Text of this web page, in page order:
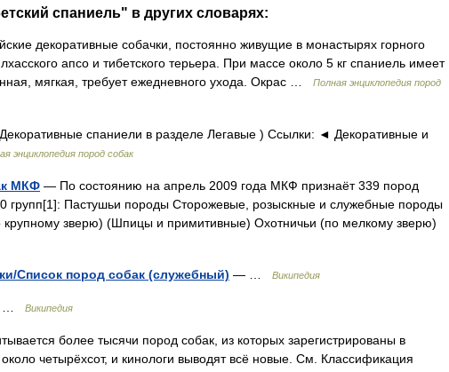
спаниель" в других словарях:
декоративные собачки, постоянно живущие в монастырях горного
апсо и тибетского терьера. При массе около 5 кг спаниель имеет
мягкая, требует ежедневного ухода. Окрас …
Полная энциклопедия пород
спаниели в разделе Легавые ) Ссылки: ◄ Декоративные и
энциклопедия пород собак
МКФ — По состоянию на апрель 2009 года МКФ признаёт 339 пород
групп[1]: Пастушьи породы Сторожевые, розыскные и служебные породы
крупному зверю) (Шпицы и примитивные) Охотничьи (по мелкому зверю)
Список пород собак (служебный) — … Википедия
… Википедия
более тысячи пород собак, из которых зарегистрированы в
около четырёхсот, и кинологи выводят всё новые. См. Классификация